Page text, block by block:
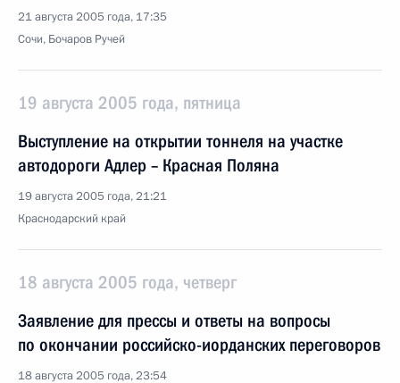
21 августа 2005 года, 17:35
Сочи, Бочаров Ручей
19 августа 2005 года, пятница
Выступление на открытии тоннеля на участке
автодороги Адлер – Красная Поляна
19 августа 2005 года, 21:21
Краснодарский край
18 августа 2005 года, четверг
Заявление для прессы и ответы на вопросы
по окончании российско-иорданских переговоров
18 августа 2005 года, 23:54